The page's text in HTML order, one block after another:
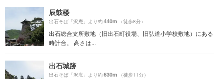
辰鼓楼
出石そば「沢庵」より約440m （徒歩8分）
出石総合支所敷地（旧出石町役場、旧弘道小学校敷地）にある
時計台。 高さは...
出石城跡
出石そば「沢庵」より約630m （徒歩11分）